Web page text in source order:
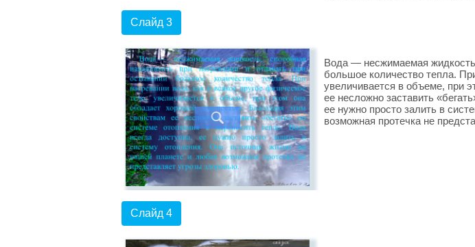
Слайд 3
Вода — несжимаемая
большое количество тепла.
увеличивается в объеме, при
ее несложно заставить
ее нужно просто залить в
возможная протечка не
Слайд 4